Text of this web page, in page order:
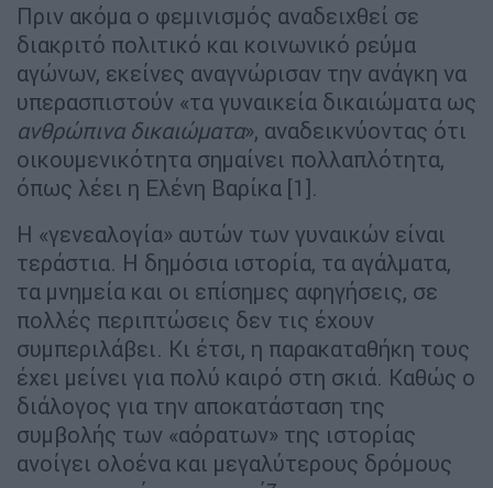
Πριν ακόμα ο φεμινισμός αναδειχθεί σε
διακριτό πολιτικό και κοινωνικό ρεύμα
αγώνων, εκείνες αναγνώρισαν την ανάγκη να
υπερασπιστούν «τα γυναικεία δικαιώματα ως
ανθρώπινα δικαιώματα», αναδεικνύοντας ότι
οικουμενικότητα σημαίνει πολλαπλότητα,
όπως λέει η Ελένη Βαρίκα [1].
Η «γενεαλογία» αυτών των γυναικών είναι
τεράστια. Η δημόσια ιστορία, τα αγάλματα,
τα μνημεία και οι επίσημες αφηγήσεις, σε
πολλές περιπτώσεις δεν τις έχουν
συμπεριλάβει. Κι έτσι, η παρακαταθήκη τους
έχει μείνει για πολύ καιρό στη σκιά. Καθώς ο
διάλογος για την αποκατάσταση της
συμβολής των «αόρατων» της ιστορίας
ανοίγει ολοένα και μεγαλύτερους δρόμους